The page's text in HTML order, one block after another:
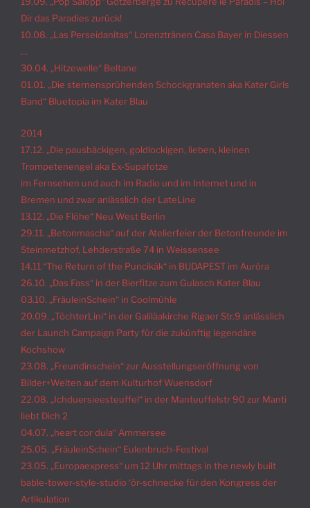
Dir das Paradies zurück!
10.08. „Las Perseidanitas“ Lorenztränen Casa Bayer in Diessen
…
30.04. „Hitzewelle“ Beltane
01.01. „Die sternensprühenden Schockgranaten aka Kater Girls
Band“ Bluetopia im Kater Blau
2014
17.12. „Die pausbäckigen, goldlockigen, lieben, kleinen
Trompetenengel aka Ex-Supafotze
im Fernsehen und auch im Radio und im Internet und in
Bremen und zwar anlässlich der LateLine
13.12. „Die Flöhe“ Neu West Berlin
29.11. „Betonmascha“ auf der Atelierfeier der Betonfreunde im
Steinmetzhof, Lehderstraße 74 in Weissensee
14.11.“The Return of the Puncikàk“ in BUDAPEST im Auróra
26.10. „Das Fass“ in der Bierfitze zum Gulasch Kater Blau
03.10. „FräuleinSchein“ in Coolmühle
20.09. „TöchterLini“ in der Galiläakirche Rigaer Str.9 anlässlich
der Launch Campaign Party für die zukünftig legendäre
Kochshow
23.08. „Freundinschein“ zur Ausstellungseröffnung von
Bilder+Welten auf dem Kulturhof Wuensdorf
22.08. „Ichduersieesteuffel“ in der Manteuffelstr 90 zur Manti
liebt Dich 2
04.07. „heart cor dula“ Ammersee
25.05. „FräuleinSchein“ Eulenbruch-Festival
23.05. „Europaexpress“ um 12 Uhr mittags in the newly built
bable-tower-style-studio ‘ör-schnecke für den Kongress der
Artikulation